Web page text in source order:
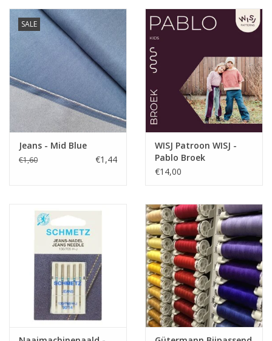
SALE
Jeans - Mid Blue
€1,60 €1,44
WISJ Patroon WISJ -
Pablo Broek
€14,00